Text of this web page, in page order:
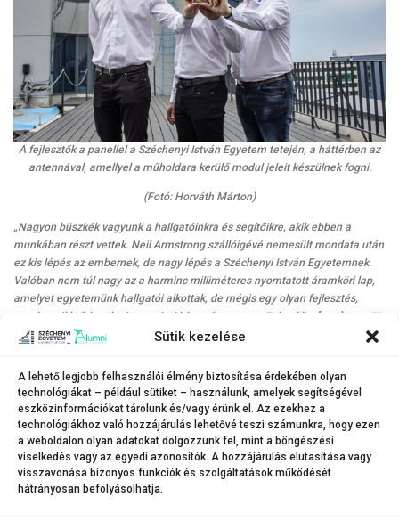
Sütik kezelése
A lehető legjobb felhasználói élmény biztosítása érdekében olyan
technológiákat – például sütiket – használunk, amelyek segítségével
eszközinformációkat tárolunk és/vagy érünk el. Az ezekhez a
technológiákhoz való hozzájárulás lehetővé teszi számunkra, hogy ezen
a weboldalon olyan adatokat dolgozzunk fel, mint a böngészési
viselkedés vagy az egyedi azonosítók. A hozzájárulás elutasítása vagy
visszavonása bizonyos funkciók és szolgáltatások működését
hátrányosan befolyásolhatja.
A fejlesztők a panellel a Széchenyi István Egyetem tetején, a háttérben az
antennával, amellyel a műholdara kerülő modul jeleit készülnek fogni.
(Fotó: Horváth Márton)
„Nagyon büszkék vagyunk a hallgatóinkra és segítőikre, akik ebben a
munkában részt vettek. Neil Armstrong szállóigévé nemesült mondata után
ez kis lépés az embernek, de nagy lépés a Széchenyi István Egyetemnek.
Valóban nem túl nagy az a harminc milliméteres nyomtatott áramköri lap,
amelyet egyetemünk hallgatói alkottak, de mégis egy olyan fejlesztés,
amely a világűrben keringve viszi hírnevét egyetemünknek”– fogalmazott
dr. Vári Péter, a Széchenyi-egyetem docense, a Nemzeti Média- és
tudás fellelhető az egyetem különböző karain, ezért – ha a fiatalokban
megvan a kellő kitartás – az elkövetkező években saját kisműholdat
juttathatnak a világűrbe.„Kevés felsőoktatási intézmény mondhatja el
magáról, hogy hallgatói űreszközöket fejleszthetnek, a Széchenyi István
Egyetemen viszont még erre is van lehetőség” – zárta dr. Vári Péter.